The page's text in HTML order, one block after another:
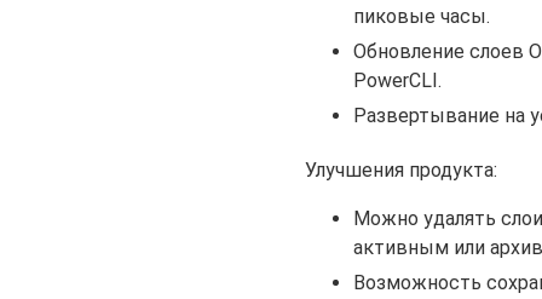
пиковые часы.
Обновление слоев
PowerCLI.
Развертывание на
Улучшения продукта:
Можно удалять
активным или
Возможность